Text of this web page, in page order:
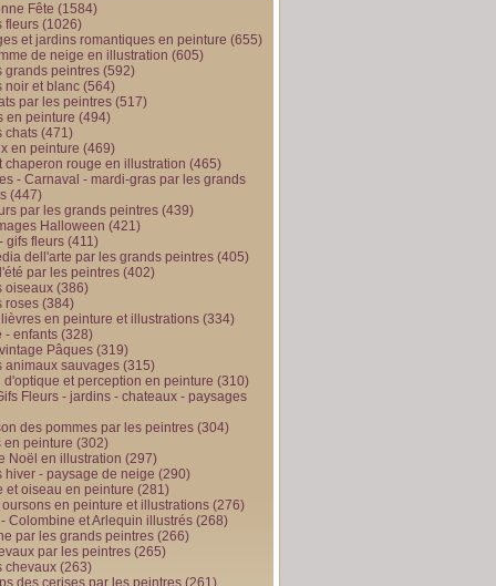
Fête (1584)
fleurs (1026)
et jardins romantiques en peinture (655)
de neige en illustration (605)
grands peintres (592)
noir et blanc (564)
par les peintres (517)
en peinture (494)
chats (471)
en peinture (469)
chaperon rouge en illustration (465)
- Carnaval - mardi-gras par les grands
(447)
par les grands peintres (439)
Halloween (421)
gifs fleurs (411)
dell'arte par les grands peintres (405)
par les peintres (402)
oiseaux (386)
roses (384)
en peinture et illustrations (334)
- enfants (328)
Pâques (319)
animaux sauvages (315)
d'optique et perception en peinture (310)
Fleurs - jardins - chateaux - paysages
des pommes par les peintres (304)
en peinture (302)
Noël en illustration (297)
hiver - paysage de neige (290)
et oiseau en peinture (281)
en peinture et illustrations (276)
Colombine et Arlequin illustrés (268)
par les grands peintres (266)
par les peintres (265)
chevaux (263)
des cerises par les peintres (261)